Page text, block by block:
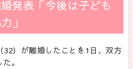
発表「今後は子ども
」
）が離婚したことを1日、双方
。